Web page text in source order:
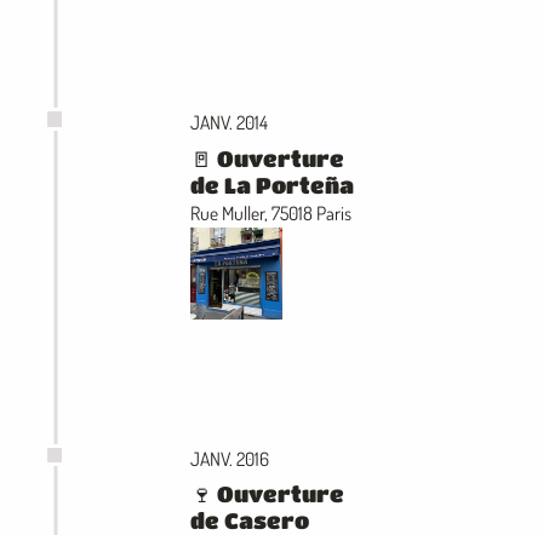
JANV. 2014
🚪 Ouverture
de La Porteña
Rue Muller, 75018 Paris
JANV. 2016
🍷 Ouverture
de Casero